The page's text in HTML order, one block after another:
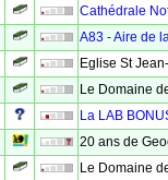
Cathédrale
A83 - Aire de
Eglise St
Le Domaine
La LAB
20 ans de
Le Domaine